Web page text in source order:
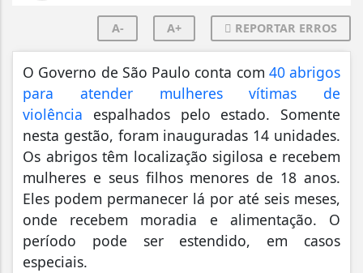
A- A+ REPORTAR ERROS
O Governo de São Paulo conta com 40 abrigos
para atender mulheres vítimas de
violência espalhados pelo estado. Somente
nesta gestão, foram inauguradas 14 unidades.
Os abrigos têm localização sigilosa e recebem
mulheres e seus filhos menores de 18 anos.
Eles podem permanecer lá por até seis meses,
onde recebem moradia e alimentação. O
período pode ser estendido, em casos
especiais.